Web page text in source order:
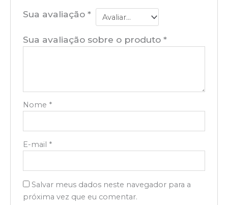
Sua avaliação*
Sua avaliação sobre o produto*
Nome *
E-mail *
Salvar meus dados neste navegador para a
próxima vez que eu comentar.